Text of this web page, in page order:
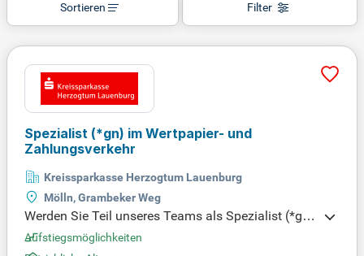
Filter
Sortieren
Spezialist (*gn) im Wertpapier- und
Zahlungsverkehr
Kreissparkasse Herzogtum Lauenburg
Mölln, Grambeker Weg
Werden Sie Teil unseres Teams als Spezialist (*gn)
im Wertpapier- und Zahlungsverkehr! In der Abteilu
ng Prozess- und Innovationsmanagement sind Sie
Aufstiegsmöglichkeiten